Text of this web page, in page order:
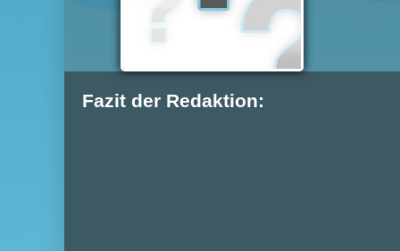
Fazit der Redaktion: